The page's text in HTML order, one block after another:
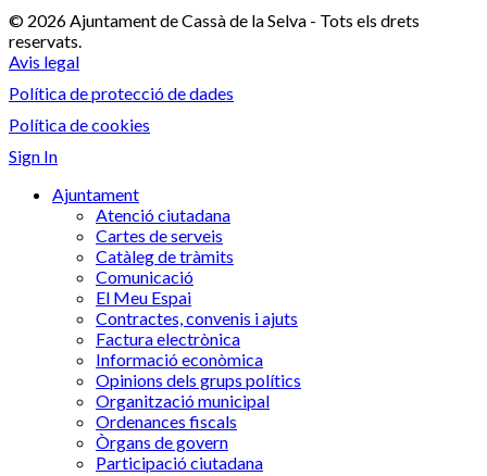
© 2026 Ajuntament de Cassà de la Selva - Tots els drets
reservats.
Avis legal
Política de protecció de dades
Política de cookies
Sign In
Ajuntament
Atenció ciutadana
Cartes de serveis
Catàleg de tràmits
Comunicació
El Meu Espai
Contractes, convenis i ajuts
Factura electrònica
Informació econòmica
Opinions dels grups polítics
Organització municipal
Ordenances fiscals
Òrgans de govern
Participació ciutadana